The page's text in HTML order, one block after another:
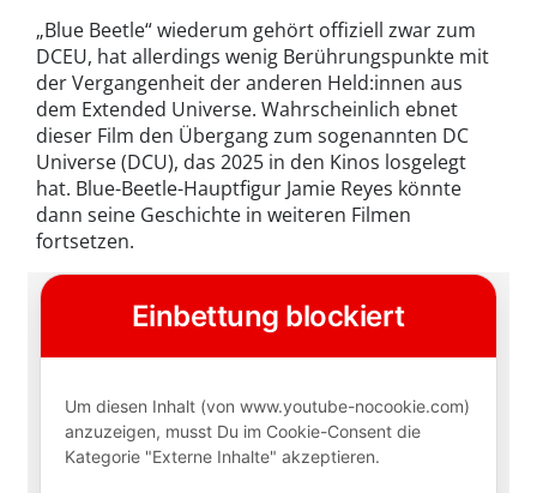
„Blue Beetle“ wiederum gehört offiziell zwar zum
DCEU, hat allerdings wenig Berührungspunkte mit
der Vergangenheit der anderen Held:innen aus
dem Extended Universe. Wahrscheinlich ebnet
dieser Film den Übergang zum sogenannten DC
Universe (DCU), das 2025 in den Kinos losgelegt
hat. Blue-Beetle-Hauptfigur Jamie Reyes könnte
dann seine Geschichte in weiteren Filmen
fortsetzen.